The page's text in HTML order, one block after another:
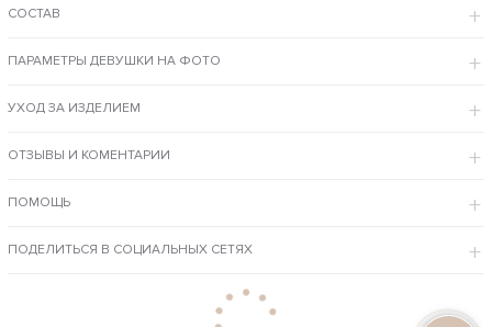
демисезонной верхней одежды. Можно эффектно сочетать с
классическими узкими джинсами, строгими брючками и кожаными
элегантным платьем в этой шубе Вы будете просто приковывать
Интернет-магазин Shapar предлагает заказать персонально и купить вязаную
Фасон красноречиво говорит о хрупкости и чувственности
женского силуэта.
девушек и женщин.
Натуральная пряжа из шерсти не один год будет согревать и
Мы учтем особенности Вашей фигуры и внесем любые изменения в
дизайн, свяжем изделие в любимом оттенке ниток и нужном размере.
СОСТАВ
ПАРАМЕТРЫ ДЕВУШКИ НА ФОТО
УХОД ЗА ИЗДЕЛИЕМ
ОТЗЫВЫ И КОМЕНТАРИИ
ПОМОЩЬ
ПОДЕЛИТЬСЯ В СОЦИАЛЬНЫХ СЕТЯХ